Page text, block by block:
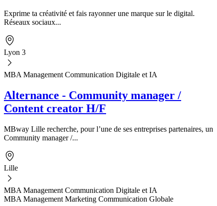
Exprime ta créativité et fais rayonner une marque sur le digital.
Réseaux sociaux...
Lyon 3
MBA Management Communication Digitale et IA
Alternance - Community manager /
Content creator H/F
MBway Lille recherche, pour l’une de ses entreprises partenaires, un
Community manager /...
Lille
MBA Management Communication Digitale et IA
MBA Management Marketing Communication Globale